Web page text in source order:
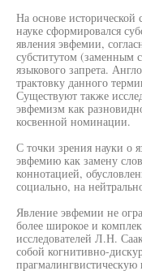
На основе
науке сформировался
явления эвфемии,
субститутом
языкового запрета.
трактовку данного
Существуют также
эвфемизм как
косвенной номинации.
С точки зрения науки о
эвфемию как замену
коннотацией,
социально, на
Явление эвфемии не
более широкое и
исследователей Л.Н.
собой когнитивно-